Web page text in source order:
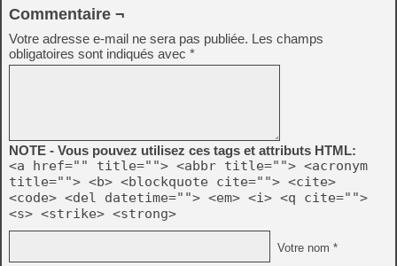
Commentaire ¬
Votre adresse e-mail ne sera pas publiée. Les champs
obligatoires sont indiqués avec *
NOTE - Vous pouvez utilisez ces tags et attributs HTML:
<a href="" title=""> <abbr title=""> <acronym
title=""> <b> <blockquote cite=""> <cite>
<code> <del datetime=""> <em> <i> <q cite="">
<s> <strike> <strong>
Votre nom *